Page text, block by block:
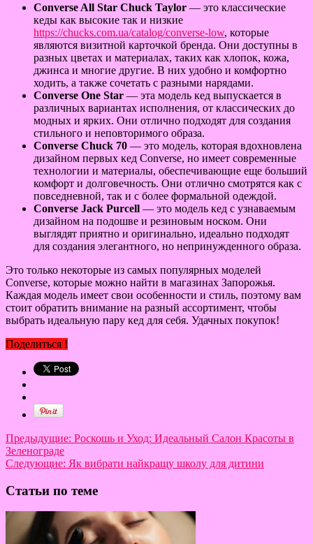
Converse All Star Chuck Taylor — это классические
кеды как высокие так и низкие
https://chucks.com.ua/catalog/converse-low, которые
являются визитной карточкой бренда. Они доступны в
разных цветах и материалах, таких как хлопок, кожа,
джинса и многие другие. В них удобно и комфортно
ходить, а также сочетать с разными нарядами.
Converse One Star — эта модель кед выпускается в
различных вариантах исполнения, от классических до
модных и ярких. Они отлично подходят для создания
стильного и неповторимого образа.
Converse Chuck 70 — это модель, которая вдохновлена
дизайном первых кед Converse, но имеет современные
технологии и материалы, обеспечивающие еще больший
комфорт и долговечность. Они отлично смотрятся как с
повседневной, так и с более формальной одеждой.
Converse Jack Purcell — это модель кед с узнаваемым
дизайном на подошве и резиновым носком. Они
выглядят приятно и оригинально, идеально подходят
для создания элегантного, но непринужденного образа.
Это только некоторые из самых популярных моделей
Converse, которые можно найти в магазинах Запорожья.
Каждая модель имеет свои особенности и стиль, поэтому вам
стоит обратить внимание на разный ассортимент, чтобы
выбрать идеальную пару кед для себя. Удачных покупок!
Поделиться !
Предыдущие: Роскошь и Уход: Идеальный Салон Красоты в
Зеленограде
Следующие: Як вибрати найкращу школу для дитини
Статьи по теме